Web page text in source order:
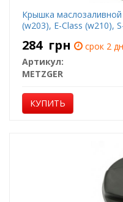
Крышка
(w203), E-Class (w210),
284 грн
срок 2
Артикул:
METZGER
КУПИТЬ